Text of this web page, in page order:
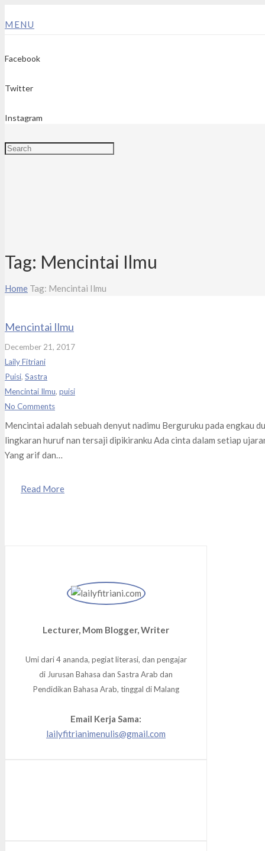
MENU
Facebook
Twitter
Instagram
Tag: Mencintai Ilmu
Home Tag: Mencintai Ilmu
Mencintai Ilmu
December 21, 2017
Laily Fitriani
Puisi, Sastra
Mencintai Ilmu, puisi
No Comments
Mencintai adalah sebuah denyut nadimu Berguruku pada engkau
lingkaran huruf nan tersaji dipikiranku Ada cinta dalam setiap
Yang arif dan…
Read More
Lecturer, Mom Blogger, Writer
Umi dari 4 ananda, pegiat literasi, dan pengajar
di Jurusan Bahasa dan Sastra Arab dan
Pendidikan Bahasa Arab, tinggal di Malang
Email Kerja Sama:
lailyfitrianimenulis@gmail.com